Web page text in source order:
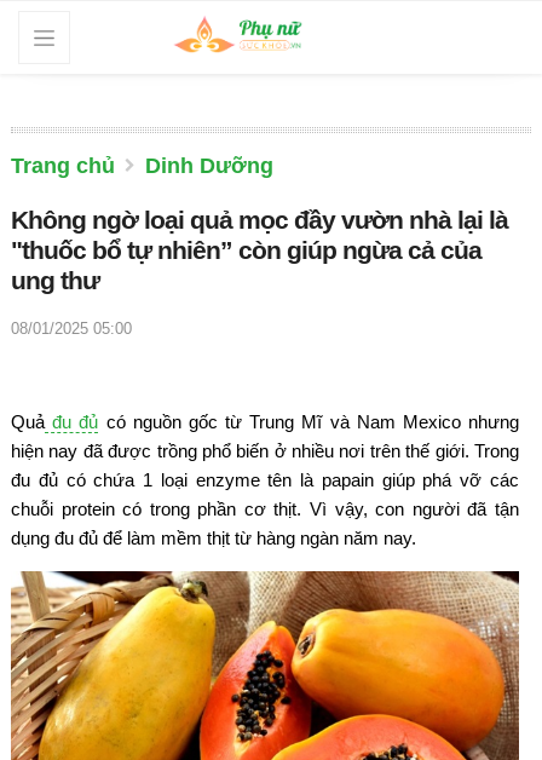
Trang chủ Dinh Dưỡng
Không ngờ loại quả mọc đầy vườn nhà lại là
"thuốc bổ tự nhiên” còn giúp ngừa cả của
ung thư
08/01/2025 05:00
Quả đu đủ có nguồn gốc từ Trung Mĩ và Nam Mexico nhưng
hiện nay đã được trồng phổ biến ở nhiều nơi trên thế giới. Trong
đu đủ có chứa 1 loại enzyme tên là papain giúp phá vỡ các
chuỗi protein có trong phần cơ thịt. Vì vậy, con người đã tận
dụng đu đủ để làm mềm thịt từ hàng ngàn năm nay.